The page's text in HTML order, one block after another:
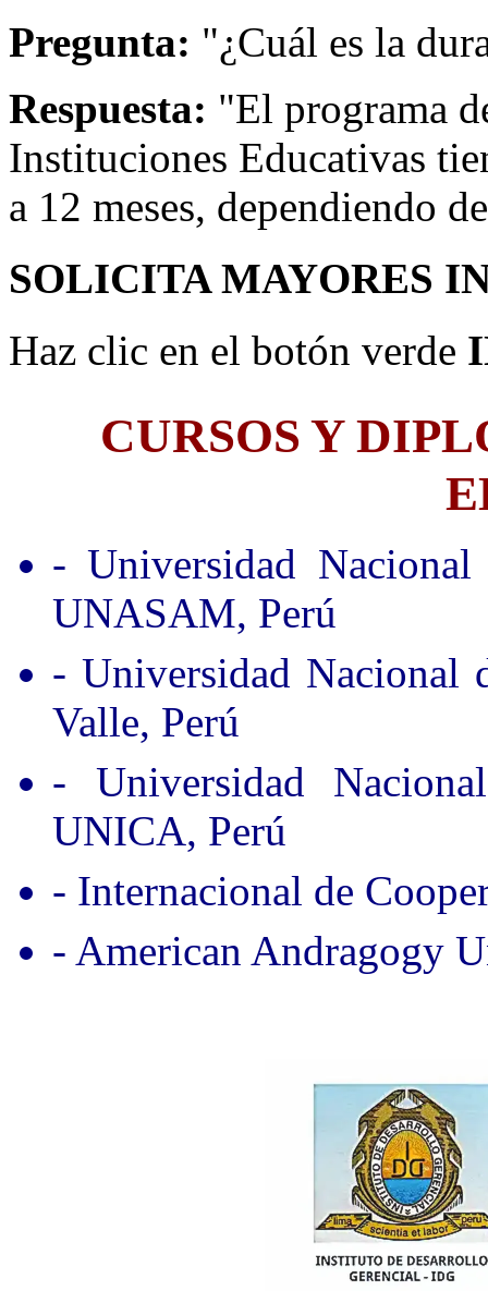
Pregunta: "¿Cuál es la
Respuesta: "El programa
Instituciones Educativas
a 12 meses, dependiendo
SOLICITA MAYORES
Haz clic en el botón verde
CURSOS Y
- Universidad
UNASAM, Perú
- Universidad Nacional
Valle, Perú
- Universidad
UNICA, Perú
- Internacional de
- American Andragogy